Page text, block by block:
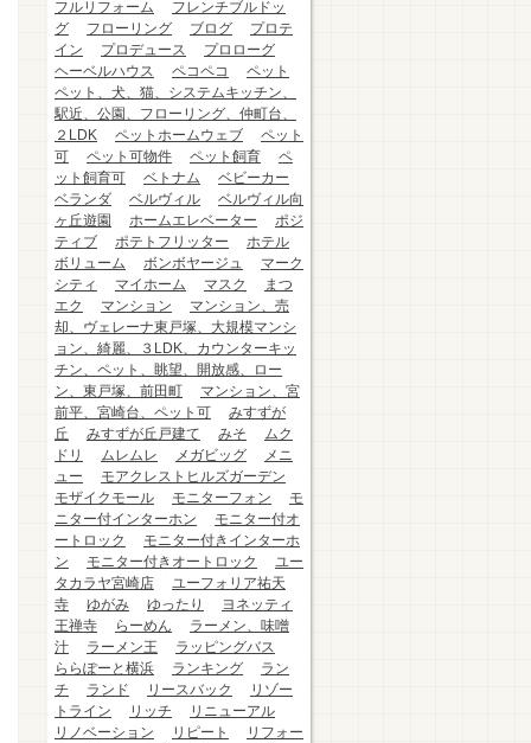
フルリフォーム
フレンチブルドッ
グ
フローリング ブログ
プロテ
イン
プロデュース
プロローグ
ヘーベルハウス
ペコペコ
ペット
ペット、犬、猫、システムキッチン、
駅近、公園、フローリング、仲町台、
２LDK
ペットホームウェブ
ペット
可
ペット可物件 ペット飼育
ペ
ット飼育可
ベトナム
ベビーカー
ベランダ
ベルヴィル
ベルヴィル向
ヶ丘遊園
ホームエレベーター
ポジ
ティブ
ポテトフリッター
ホテル
ボリューム
ボンボヤージュ
マーク
シティ
マイホーム マスク
まつ
エク
マンション
マンション、売
却、ヴェレーナ東戸塚、大規模マンシ
ョン、綺麗、３LDK、カウンターキッ
チン、ペット、眺望、開放感、ロー
ン、東戸塚、前田町
マンション、宮
前平、宮崎台、ペット可
みすずが
丘
みすずが丘戸建て みそ
ムク
ドリ
ムレムレ メガビッグ
メニ
ュー
モアクレストヒルズガーデン
モザイクモール
モニターフォン
モ
ニター付インターホン
モニター付オ
ートロック
モニター付きインターホ
ン
モニター付きオートロック
ユー
タカラヤ宮崎店
ユーフォリア祐天
寺
ゆがみ ゆったり
ヨネッティ
王禅寺
らーめん
ラーメン、味噌
汁
ラーメン王
ラッピングバス
ららぽーと横浜
ランキング
ラン
チ
ランド リースバック
リゾー
トライン
リッチ
リニューアル
リノベーション
リピート
リフォー